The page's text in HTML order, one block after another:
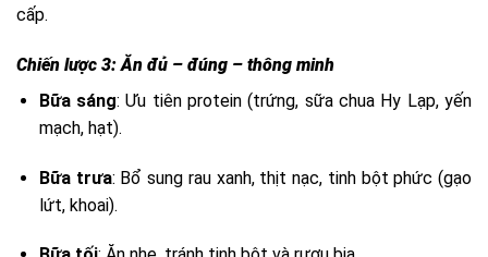
cấp.
Chiến lược 3: Ăn đủ – đúng – thông minh
Bữa sáng: Ưu tiên protein (trứng, sữa chua Hy Lạp, yến
mạch, hạt).
Bữa trưa: Bổ sung rau xanh, thịt nạc, tinh bột phức (gạo
lứt, khoai).